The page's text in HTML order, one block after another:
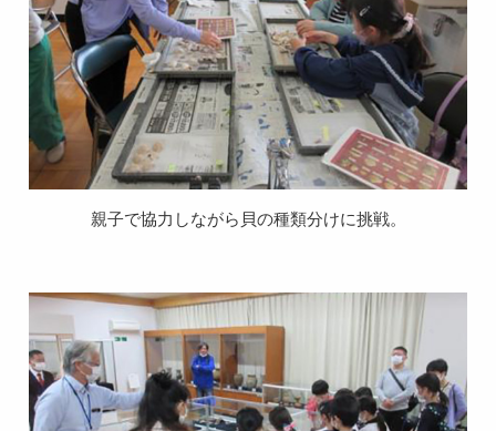
親子で協力しながら貝の種類分けに挑戦。